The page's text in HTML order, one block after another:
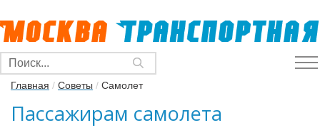
Главная / Советы / Самолет
Пассажирам самолета